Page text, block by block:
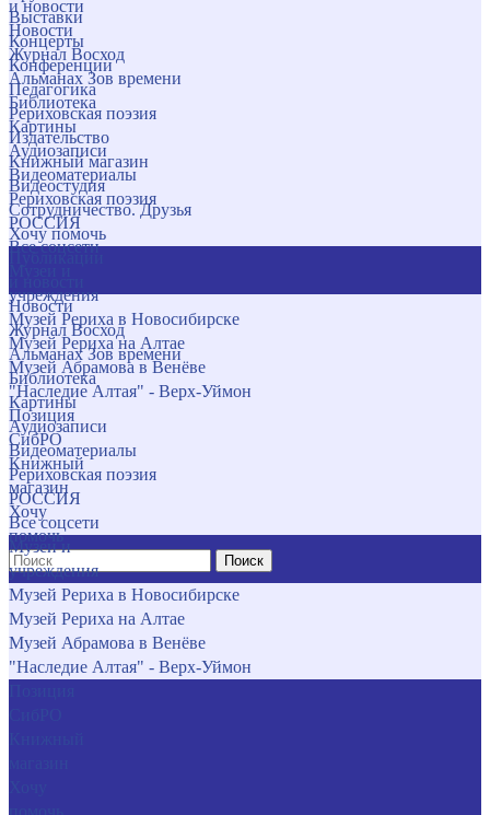
и новости
Новости
Журнал Восход
Альманах Зов времени
Библиотека
Картины
Аудиозаписи
Видеоматериалы
Рериховская поэзия
РОССИЯ
Все соцсети
учреждения
Музей Рериха в Новосибирске
Музей Рериха на Алтае
Музей Абрамова в Венёве
"Наследие Алтая" - Верх-Уймон
Позиция
СибРО
Книжный
магазин
Хочу
помочь
Поиск
Выставки
Концерты
Конференции
Педагогика
Рериховская поэзия
Издательство
Книжный магазин
Видеостудия
Сотрудничество. Друзья
Хочу помочь
Новости
Журнал Восход
Альманах Зов времени
Библиотека
Картины
Аудиозаписи
Видеоматериалы
Рериховская поэзия
РОССИЯ
Все соцсети
Музеи и
учреждения
Музей Рериха в Новосибирске
Музей Рериха на Алтае
Музей Абрамова в Венёве
"Наследие Алтая" - Верх-Уймон